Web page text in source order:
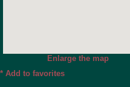
Enlarge the map
* Add to favorites